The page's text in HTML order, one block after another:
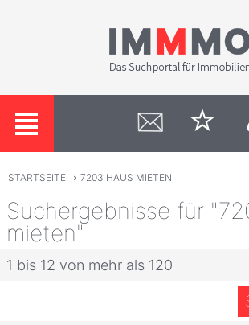
STARTSEITE › 7203 HAUS MIETEN
Suchergebnisse für
mieten"
1 bis 12 von mehr als 120